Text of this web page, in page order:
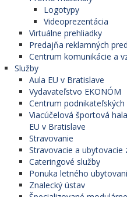
Logotypy
Videoprezentácia
Virtuálne prehliadky
Predajňa reklamných
Centrum komunikácie a
Služby
Aula EU v Bratislave
Vydavateľstvo EKONÓM
Centrum
Viacúčelová športová
EU v Bratislave
Stravovanie
Stravovacie a ubytovacie
Cateringové služby
Ponuka letného
Znalecký ústav